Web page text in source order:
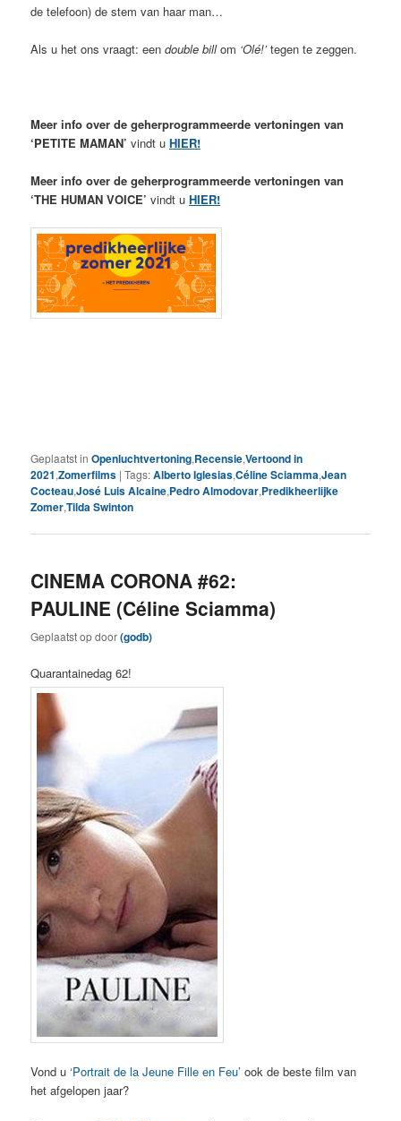
de telefoon) de stem van haar man…
Als u het ons vraagt: een double billom ‘Olé!’tegen te zeggen.
Meer info over de geherprogrammeerde vertoningen van
‘PETITE MAMAN’vindt uHIER!
Meer info over de geherprogrammeerde vertoningen van
‘THE HUMAN VOICE’vindt uHIER!
Geplaatst in Openluchtvertoning,Recensie,Vertoond in
2021,Zomerfilms |Tags:Alberto Iglesias,Céline Sciamma,Jean
Cocteau,José Luis Alcaine,Pedro Almodovar,Predikheerlijke
Zomer,Tilda Swinton
CINEMA CORONA #62:
PAULINE (Céline Sciamma)
Geplaatst opdoor(godb)
Quarantainedag 62!
Vond u‘Portrait de la Jeune Fille en Feu’ ook de beste film van
het afgelopen jaar?